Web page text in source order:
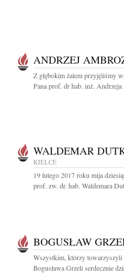
ANDRZEJ
Z głębokim żalem przyjęliśmy
Pana prof. dr hab. inż.
WALDEMAR
KIELCE
19 lutego 2017 roku mija
prof. zw. dr. hab. Waldemara
BOGUSŁAW
Wszystkim, którzy towarzyszyli
Bogusława Grzeli serdecznie